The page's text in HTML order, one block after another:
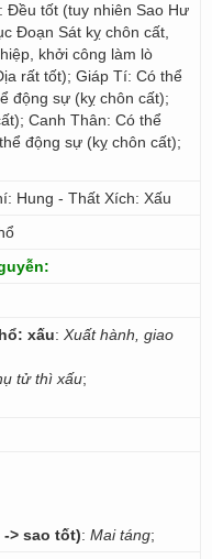
Đều tốt (tuy nhiên Sao Hư
Đoạn Sát kỵ chôn cất,
khởi công làm lò
rất tốt); Giáp Tí: Có thể
động sự (kỵ chôn cất);
Canh Thân: Có thể
động sự (kỵ chôn cất);
Hung - Thất Xích: Xấu
xấu: Xuất hành, giao
tử thì xấu;
> sao tốt): Mai táng;